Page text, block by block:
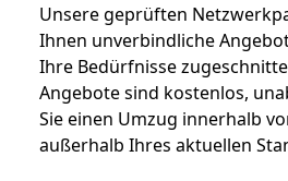
Unsere geprüften
Ihnen unverbindliche
Ihre Bedürfnisse
Angebote sind kostenlos,
Sie einen Umzug innerhalb
außerhalb Ihres aktuellen